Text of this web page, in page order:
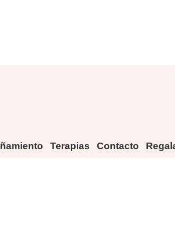
Terapias Contacto